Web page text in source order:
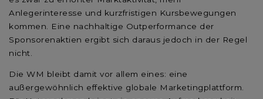
Anlegerinteresse und kurzfristigen Kursbewegungen
kommen. Eine nachhaltige Outperformance der
Sponsorenaktien ergibt sich daraus jedoch in der Regel
nicht.
Die WM bleibt damit vor allem eines: eine
außergewöhnlich effektive globale Marketingplattform.